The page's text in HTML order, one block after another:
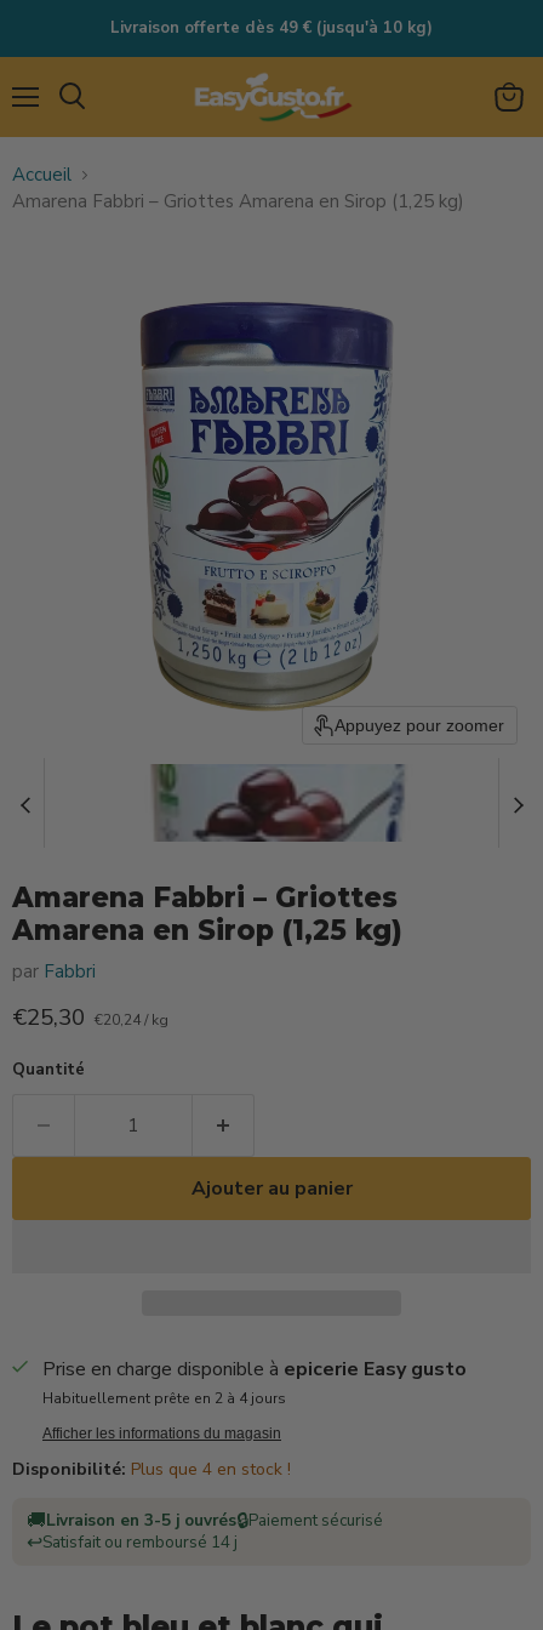
Livraison offerte dès 49 € (jusqu'à 10 kg)
Accueil
Amarena Fabbri – Griottes Amarena en Sirop (1,25 kg)
Appuyez pour zoomer
Amarena Fabbri – Griottes
Amarena en Sirop (1,25 kg)
par Fabbri
Prix actuel
€25,30 €20,24/kg
Quantité
Ajouter au panier
Prise en charge disponible à epicerie Easy gusto
Habituellement prête en 2 à 4 jours
Afficher les informations du magasin
Disponibilité: Plus que 4 en stock !
🚚Livraison en 3-5 j ouvrés🔒Paiement sécurisé
↩️Satisfait ou remboursé 14 j